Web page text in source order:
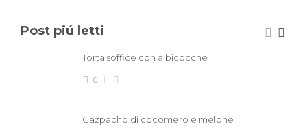
Post piú letti
Torta soffice con albicocche
0
Gazpacho di cocomero e melone